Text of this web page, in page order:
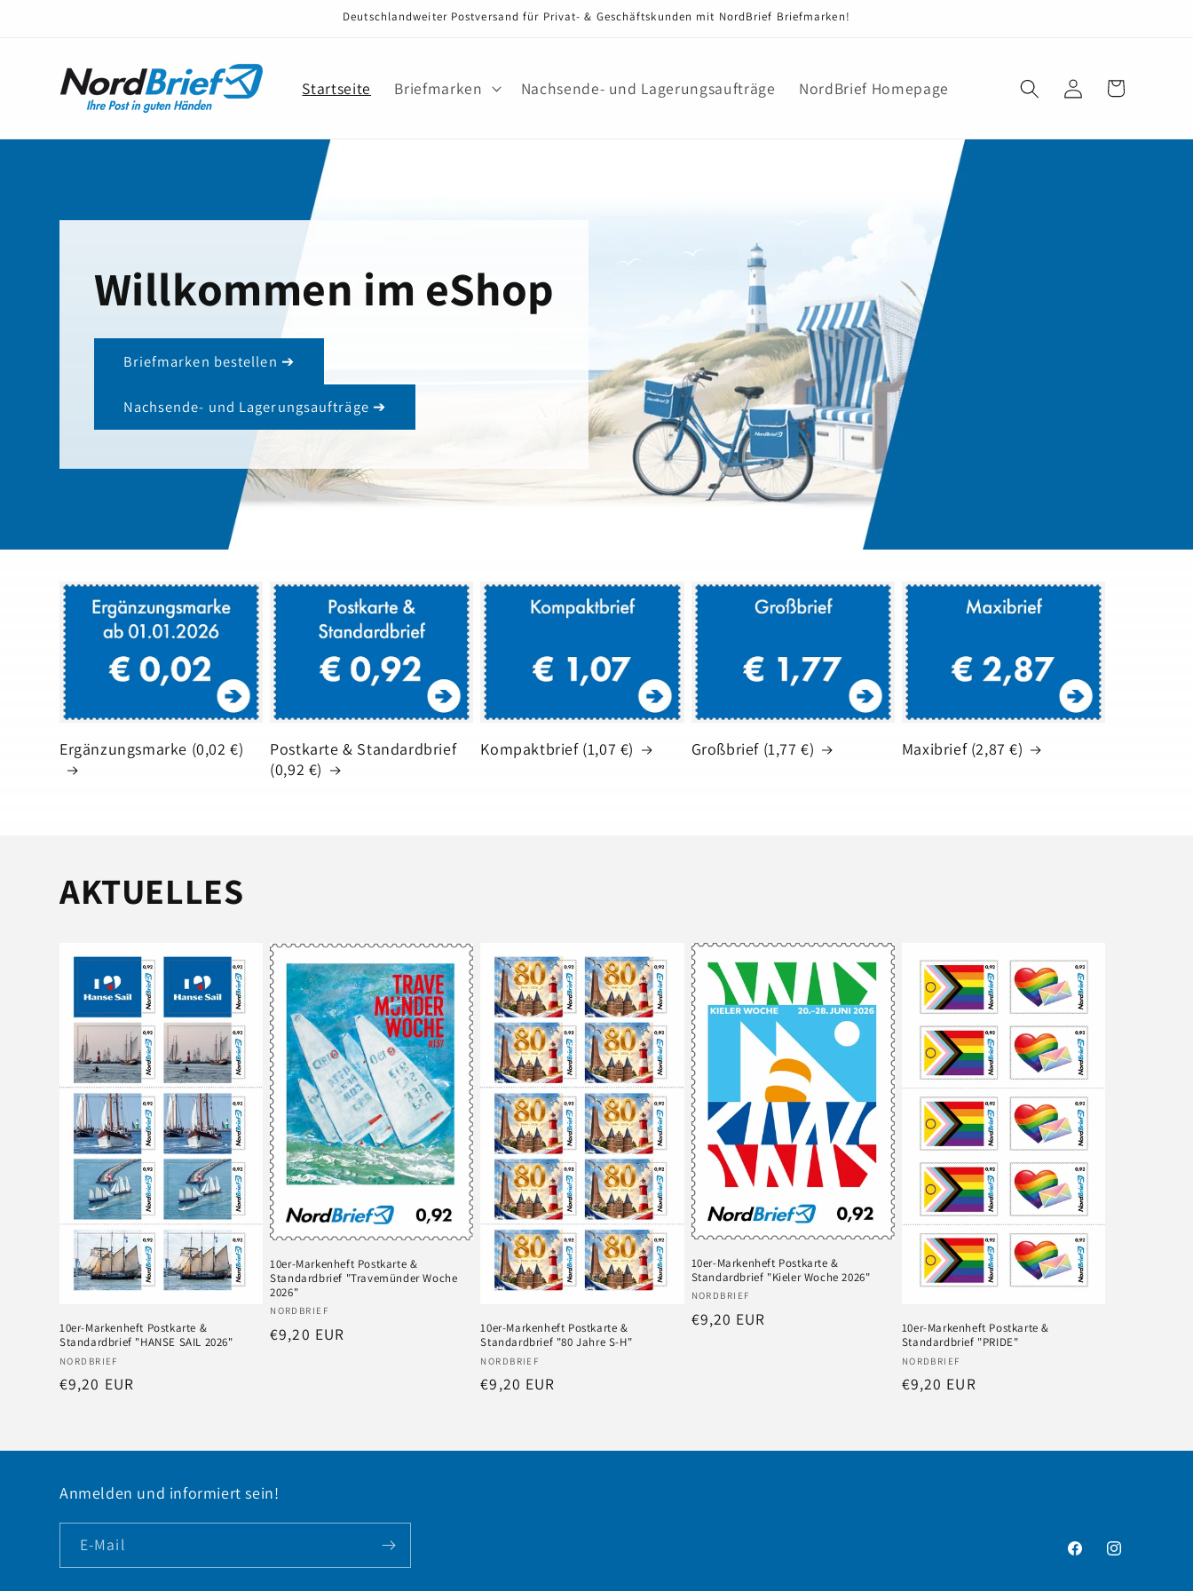
Deutschlandweiter Postversand für Privat- & Geschäftskunden mit NordBrief Briefmarken!
Startseite Briefmarken Nachsende- und Lagerungsaufträge NordBrief Homepage EinloggenWarenkorb
Willkommen im eShop
Briefmarken bestellen ➔
Nachsende- und Lagerungsaufträge ➔
Ergänzungsmarke (0,02 €)
Postkarte & Standardbrief
(0,92 €)
Kompaktbrief (1,07 €) Großbrief (1,77 €) Maxibrief (2,87 €)
AKTUELLES
10er-Markenheft Postkarte &
Standardbrief "HANSE SAIL 2026"
Anbieter:
NORDBRIEF
Normaler
€9,20 EUR
10er-Markenheft Postkarte &
Standardbrief "Travemünder Woche
2026"
Anbieter:
NORDBRIEF
Normaler
€9,20 EUR
10er-Markenheft Postkarte &
Standardbrief "80 Jahre S-H"
Anbieter:
NORDBRIEF
Normaler
€9,20 EUR
10er-Markenheft Postkarte &
Standardbrief "Kieler Woche 2026"
Anbieter:
NORDBRIEF
Normaler
€9,20 EUR
10er-Markenheft Postkarte &
Standardbrief "PRIDE"
Anbieter:
NORDBRIEF
Normaler
€9,20 EUR
Anmelden und informiert sein!
E-Mail
FacebookInstagram